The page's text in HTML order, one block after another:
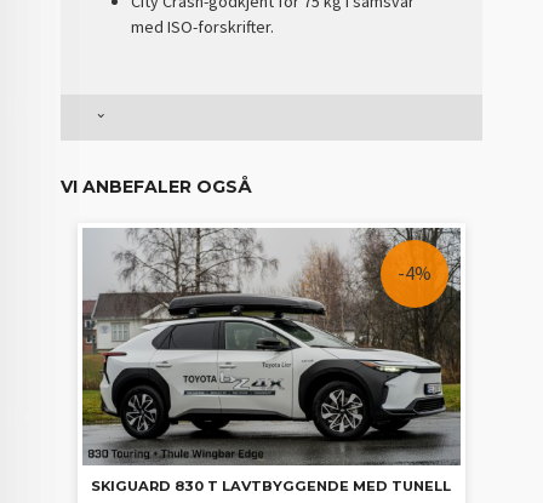
med ISO-forskrifter.
VI ANBEFALER OGSÅ
SKIGUARD 830 T LAVTBYGGENDE MED TUNELL
-4%